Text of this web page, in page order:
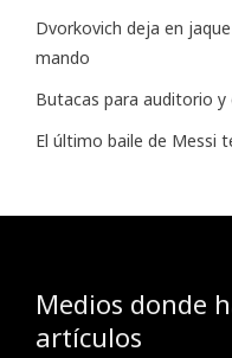
Dvorkovich deja en
mando
Butacas para auditorio y
El último baile de Messi
Medios donde
artículos